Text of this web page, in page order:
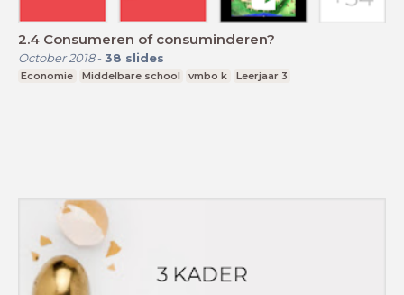
2.4 Consumeren of consuminderen?
October 2018- 38 slides
Economie Middelbare school vmbo k Leerjaar 3